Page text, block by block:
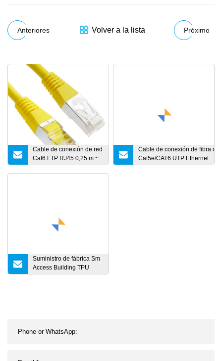
Anteriores Volver a la lista Próximo
Cable de conexión de red
Cat6 FTP RJ45 0,25 m ~
20 m
Cable de conexión de fibra
Cat5e/CAT6 UTP Ethernet
Simplex/Duplex RJ45 Rj11
Suministro de fábrica Sm
Access Building TPU
G657b3 Cable de